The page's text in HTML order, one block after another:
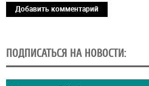
Добавить комментарий
ПОДПИСАТЬСЯ НА НОВОСТИ: